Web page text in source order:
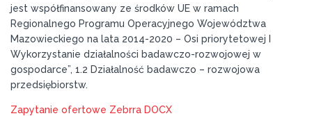
jest współfinansowany ze środków UE w ramach
Regionalnego Programu Operacyjnego Województwa
Mazowieckiego na lata 2014-2020 – Osi priorytetowej I
Wykorzystanie działalności badawczo-rozwojowej w
gospodarce”, 1.2 Działalność badawczo – rozwojowa
przedsiębiorstw.
Zapytanie ofertowe Zebrra DOCX